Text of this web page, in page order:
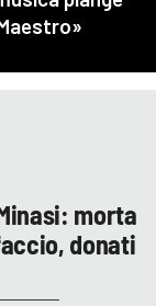
morta
donati